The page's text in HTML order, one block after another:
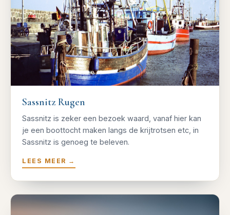
Sassnitz Rugen
Sassnitz is zeker een bezoek waard, vanaf hier kan
je een boottocht maken langs de krijtrotsen etc, in
Sassnitz is genoeg te beleven.
LEES MEER →